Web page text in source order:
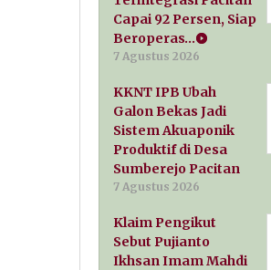
Capai 92 Persen, Siap
Beroperas…
7 Agustus 2026
KKNT IPB Ubah
Galon Bekas Jadi
Sistem Akuaponik
Produktif di Desa
Sumberejo Pacitan
7 Agustus 2026
Klaim Pengikut
Sebut Pujianto
Ikhsan Imam Mahdi